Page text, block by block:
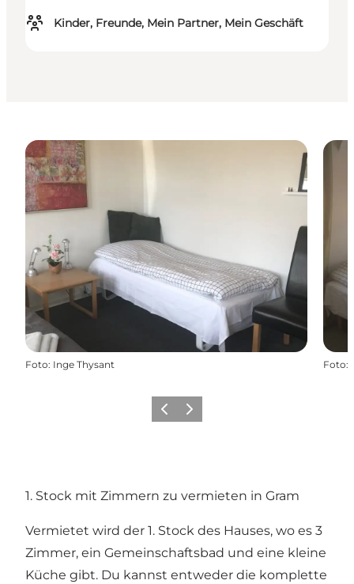
Kinder, Freunde, Mein Partner, Mein Geschäft
Foto: Inge Thysant Foto:
ZurückWeiter
1. Stock mit Zimmern zu vermieten in Gram
Vermietet wird der 1. Stock des Hauses, wo es 3
Zimmer, ein Gemeinschaftsbad und eine kleine
Küche gibt. Du kannst entweder die komplette